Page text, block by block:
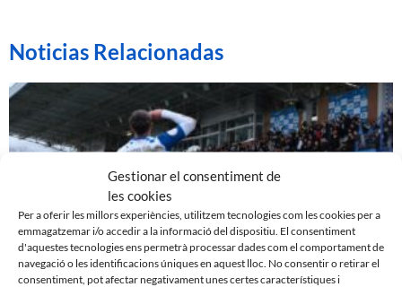
Gestionar el consentiment de
les cookies
Per a oferir les millors experiències, utilitzem tecnologies com les cookies per a
emmagatzemar i/o accedir a la informació del dispositiu. El consentiment
d'aquestes tecnologies ens permetrà processar dades com el comportament de
navegació o les identificacions úniques en aquest lloc. No consentir o retirar el
consentiment, pot afectar negativament unes certes característiques i
Noticias Relacionadas